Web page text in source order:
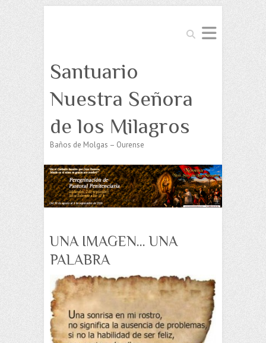
Buscar
Santuario
Nuestra Señora
de los Milagros
Baños de Molgas – Ourense
UNA IMAGEN… UNA
PALABRA